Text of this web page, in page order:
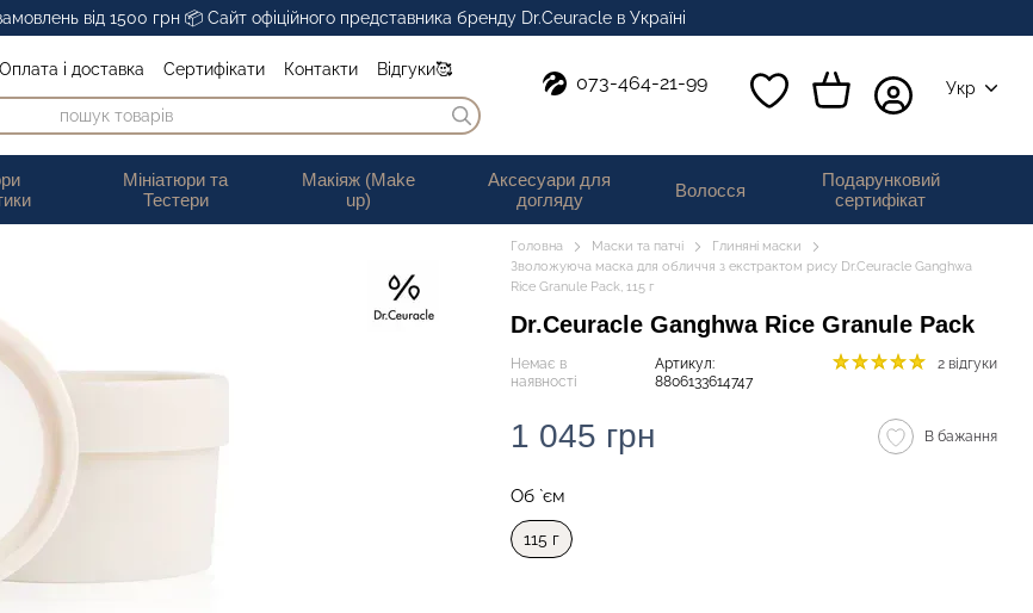
від 1500 грн 📦 Сайт офіційного представника бренду Dr.Ceuracle в Україні
Оплата і доставка Сертифікати Контакти
Відгуки🥰
та повернення
Публічна оферта 073-464-21-99 Укр
Мініатюри та
Тестери
Макіяж (Make
up)
Аксесуари для
догляду
Волосся
Подарунковий
сертифікат
Головна Маски та патчі
Глиняні маски
Зволожуюча маска для обличчя з екстрактом рису Dr.Ceuracle Ganghwa
Rice Granule Pack, 115 г
Dr.Ceuracle Ganghwa Rice Granule Pack
Немає в
наявності
Артикул:
8806133614747
2 відгуки
1 045 грн В бажання
Об `єм
115 г